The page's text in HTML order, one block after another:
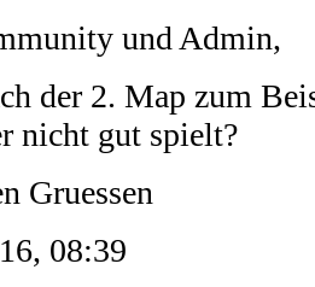
und Admin,
der 2. Map zum
nicht gut spielt?
Gruessen
08:39